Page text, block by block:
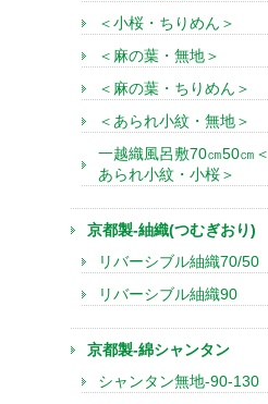
＜小桜・ちりめん＞
＜麻の葉・無地＞
＜麻の葉・ちりめん＞
＜あられ小紋・無地＞
一越織風呂敷70㎝50㎝＜
あられ小紋・小桜＞
京都製-紬織(つむぎおり)
リバーシブル紬織70/50
リバーシブル紬織90
京都製-綿シャンタン
シャンタン無地-90-130